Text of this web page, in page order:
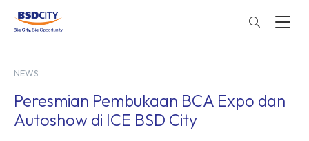
NEWS
Peresmian Pembukaan BCA Expo dan
Autoshow di ICE BSD City